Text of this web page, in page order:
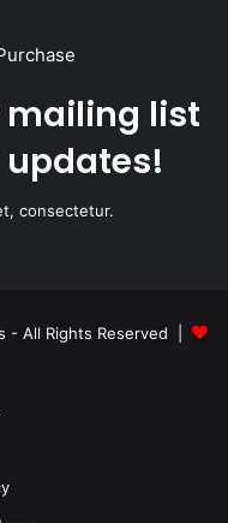
mailing list
consectetur.
- All Rights Reserved |